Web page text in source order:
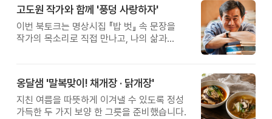
고도원 작가와 함께 '풍덩 사랑하자'
이번 북토크는 명상시집 『밥 벗』 속 문장을
작가의 목소리로 직접 만나고, 나의 삶과
옹달샘 '말복맞이! 채개장 · 닭개장'
지친 여름을 따뜻하게 이겨낼 수 있도록 정성
가득한 두 가지 보양 한 그릇을 준비했습니다.